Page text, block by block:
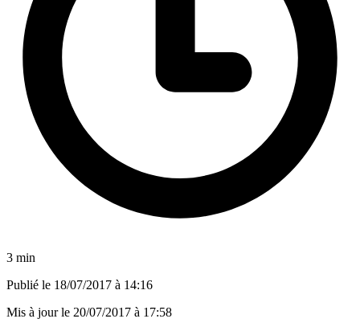
3 min
Publié le 18/07/2017 à 14:16
Mis à jour le 20/07/2017 à 17:58